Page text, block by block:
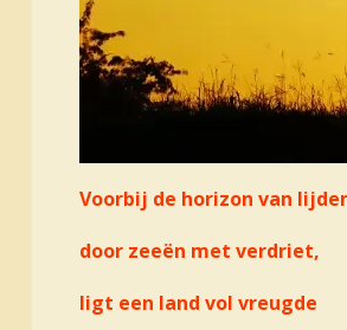
Voorbij de horizon van
door zeeën met verdriet,
ligt een land vol vreugde